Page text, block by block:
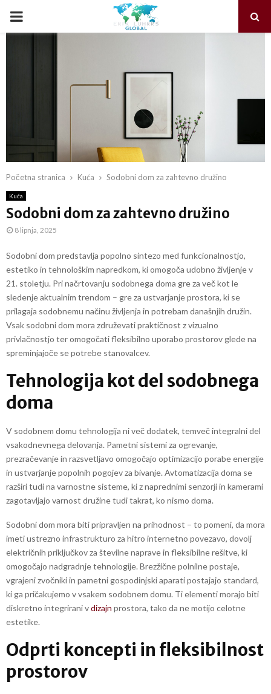
PRIMARY
Početna stranica Kuća Sodobni dom za zahtevno družino
Kuća
Sodobni dom za zahtevno družino
8 lipnja, 2025
Sodobni dom predstavlja popolno sintezo med funkcionalnostjo,
estetiko in tehnološkim napredkom, ki omogoča udobno življenje v
21. stoletju. Pri načrtovanju sodobnega doma gre za več kot le
sledenje aktualnim trendom – gre za ustvarjanje prostora, ki se
prilagaja sodobnemu načinu življenja in potrebam današnjih družin.
Vsak sodobni dom mora združevati praktičnost z vizualno
privlačnostjo ter omogočati fleksibilno uporabo prostorov glede na
spreminjajoče se potrebe stanovalcev.
Tehnologija kot del sodobnega
doma
V sodobnem domu tehnologija ni več dodatek, temveč integralni del
vsakodnevnega delovanja. Pametni sistemi za ogrevanje,
prezračevanje in razsvetljavo omogočajo optimizacijo porabe energije
in ustvarjanje popolnih pogojev za bivanje. Avtomatizacija doma se
razširi tudi na varnostne sisteme, ki z naprednimi senzorji in kamerami
zagotavljajo varnost družine tudi takrat, ko nismo doma.
Sodobni dom mora biti pripravljen na prihodnost – to pomeni, da mora
imeti ustrezno infrastrukturo za hitro internetno povezavo, dovolj
električnih priključkov za številne naprave in fleksibilne rešitve, ki
omogočajo nadgradnje tehnologije. Brezžične polnilne postaje,
vgrajeni zvočniki in pametni gospodinjski aparati postajajo standard,
ki ga pričakujemo v vsakem sodobnem domu. Ti elementi morajo biti
diskretno integrirani vdizajn prostora, tako da ne motijo celotne
estetike.
Odprti koncepti in fleksibilnost
prostorov